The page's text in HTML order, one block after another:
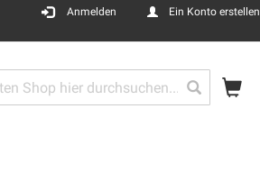
Anmelden Ein Konto erstellen